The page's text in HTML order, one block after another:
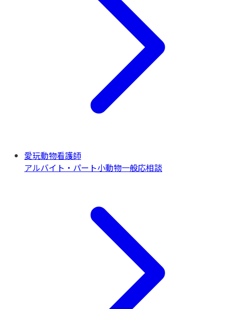
愛玩動物看護師
アルバイト・パート小動物一般応相談